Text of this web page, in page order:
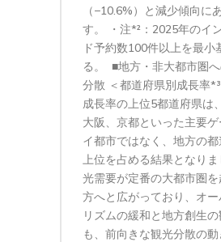
（−10.6%）と減少傾向に
す。 ・注*²：2025年のイ
ド予約数100件以上を最小
る。 ■地方・非大都市圏
分散 ＜都道府県別成長率
成長率の上位5都道府県は
大阪、京都といった主要ゲ
イ都市ではなく、地方の
上位を占める結果となり
光需要が定番の大都市圏
方へと広がっており、オ
リズムの緩和と地方創生
も、前向きな観光分散の